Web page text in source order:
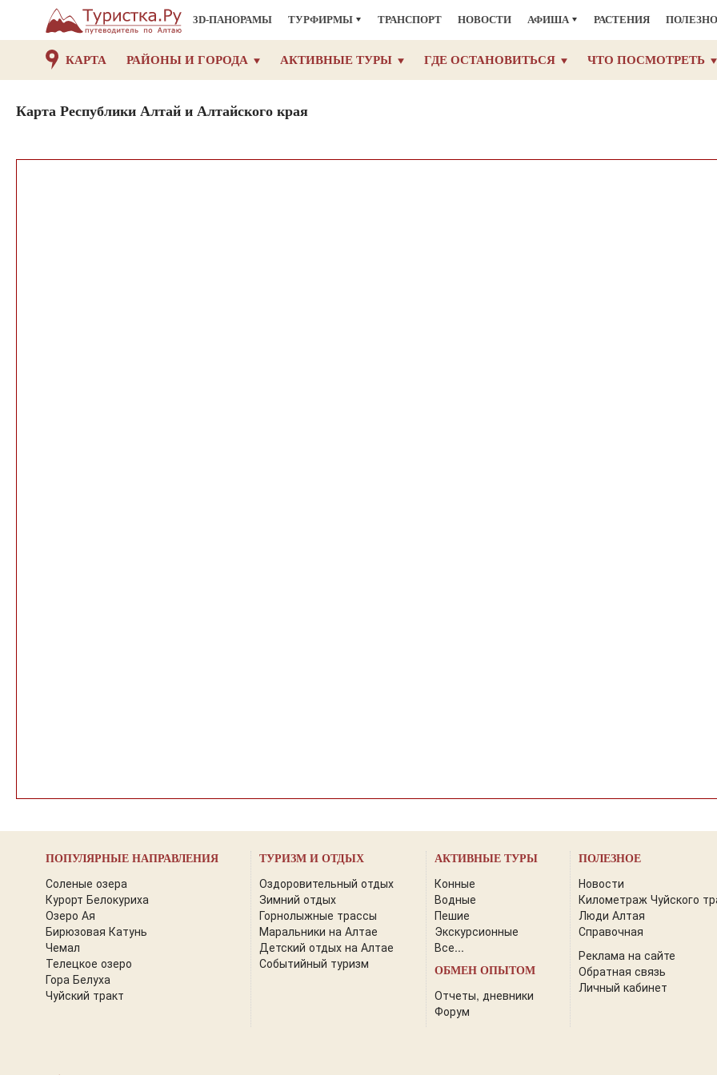
3D-ПАНОРАМЫ ТУРФИРМЫ ТРАНСПОРТ НОВОСТИ АФИША РАСТЕНИЯ
КАРТА РАЙОНЫ И ГОРОДА АКТИВНЫЕ ТУРЫ ГДЕ ОСТАНОВИТЬСЯ ЧТО ПОСМОТРЕТЬ
Карта Республики Алтай и Алтайского края
ПОПУЛЯРНЫЕ НАПРАВЛЕНИЯ
Соленые озера
Курорт Белокуриха
Озеро Ая
Бирюзовая Катунь
Чемал
Телецкое озеро
Гора Белуха
Чуйский тракт
ТУРИЗМ И ОТДЫХ
Оздоровительный отдых
Зимний отдых
Горнолыжные трассы
Маральники на Алтае
Детский отдых на Алтае
Событийный туризм
АКТИВНЫЕ ТУРЫ
Конные
Водные
Пешие
Экскурсионные
Все...
ОБМЕН ОПЫТОМ
Отчеты, дневники
Форум
ПОЛЕЗНОЕ
Новости
Километраж Чуйского
Люди Алтая
Справочная
Реклама на сайте
Обратная связь
Личный кабинет